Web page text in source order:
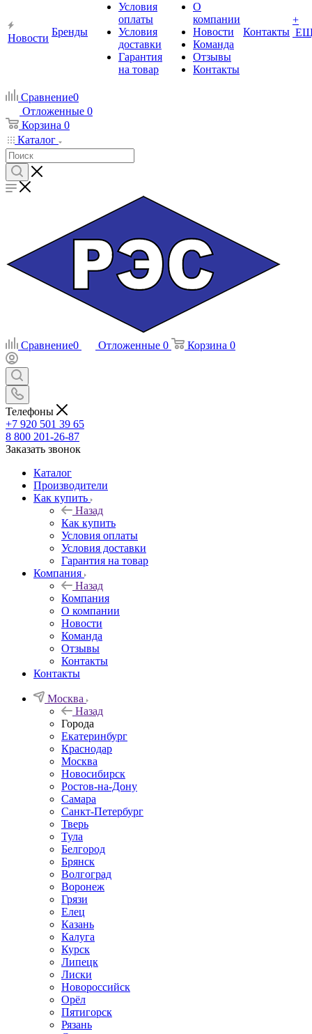
Новости
Бренды
Условия
оплаты
Условия
доставки
Гарантия
на товар
О
компании
Новости
Команда
Отзывы
Контакты
Контакты
+
Сравнение0
Отложенные 0
Корзина 0
Каталог
Сравнение0 Отложенные 0 Корзина 0
Телефоны
+7 920 501 39 65
8 800 201-26-87
Заказать звонок
Каталог
Производители
Как купить
Назад
Как купить
Условия оплаты
Условия доставки
Гарантия на товар
Компания
Назад
Компания
О компании
Новости
Команда
Отзывы
Контакты
Контакты
Москва
Назад
Города
Екатеринбург
Краснодар
Москва
Новосибирск
Ростов-на-Дону
Самара
Санкт-Петербург
Тверь
Тула
Белгород
Брянск
Волгоград
Воронеж
Грязи
Елец
Казань
Калуга
Курск
Липецк
Лиски
Новороссийск
Орёл
Пятигорск
Рязань